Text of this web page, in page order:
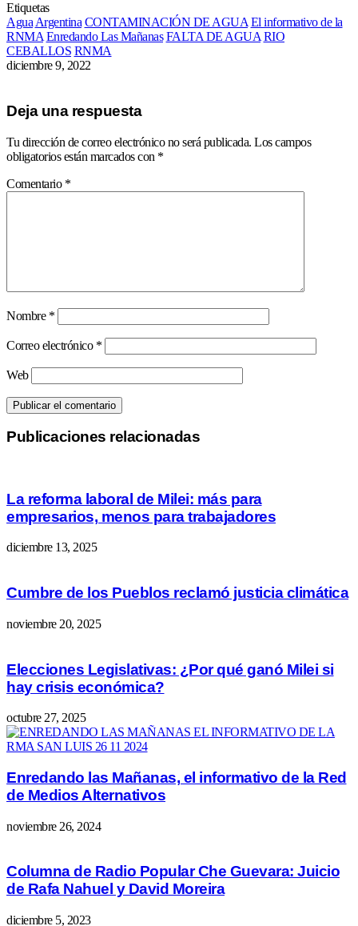
Etiquetas
Agua Argentina CONTAMINACIÓN DE AGUA El informativo de la
RNMA Enredando Las Mañanas FALTA DE AGUA RIO
CEBALLOS RNMA
diciembre 9, 2022
Deja una respuesta
Tu dirección de correo electrónico no será publicada. Los campos
obligatorios están marcados con *
Comentario *
Nombre *
Correo electrónico *
Web
Publicaciones relacionadas
La reforma laboral de Milei: más para
empresarios, menos para trabajadores
diciembre 13, 2025
Cumbre de los Pueblos reclamó justicia climática
noviembre 20, 2025
Elecciones Legislativas: ¿Por qué ganó Milei si
hay crisis económica?
octubre 27, 2025
Enredando las Mañanas, el informativo de la Red
de Medios Alternativos
noviembre 26, 2024
Columna de Radio Popular Che Guevara: Juicio
de Rafa Nahuel y David Moreira
diciembre 5, 2023